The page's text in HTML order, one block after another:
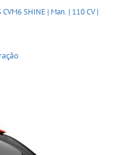
SHINE | Man. | 110 CV |